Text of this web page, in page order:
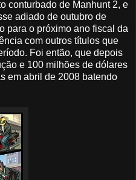
conturbado de Manhunt 2, e
adiado de outubro de
para o próximo ano fiscal da
com outros títulos que
Foi então, que depois
e 100 milhões de dólares
em abril de 2008 batendo